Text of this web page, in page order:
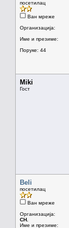
посетилац
Ван мреже
Организација:
Име и презиме:
Поруке: 44
Miki
Гост
Beli
посетилац
Ван мреже
Организација:
CH.
Име и презиме: